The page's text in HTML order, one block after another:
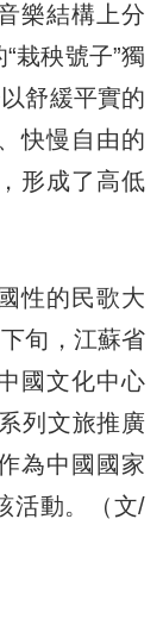
樂結構上分
栽秧號子”獨
舒緩平實的
快慢自由的
形成了高低
性的民歌大
旬，江蘇省
國文化中心
列文旅推廣
為中國國家
活動。（文/